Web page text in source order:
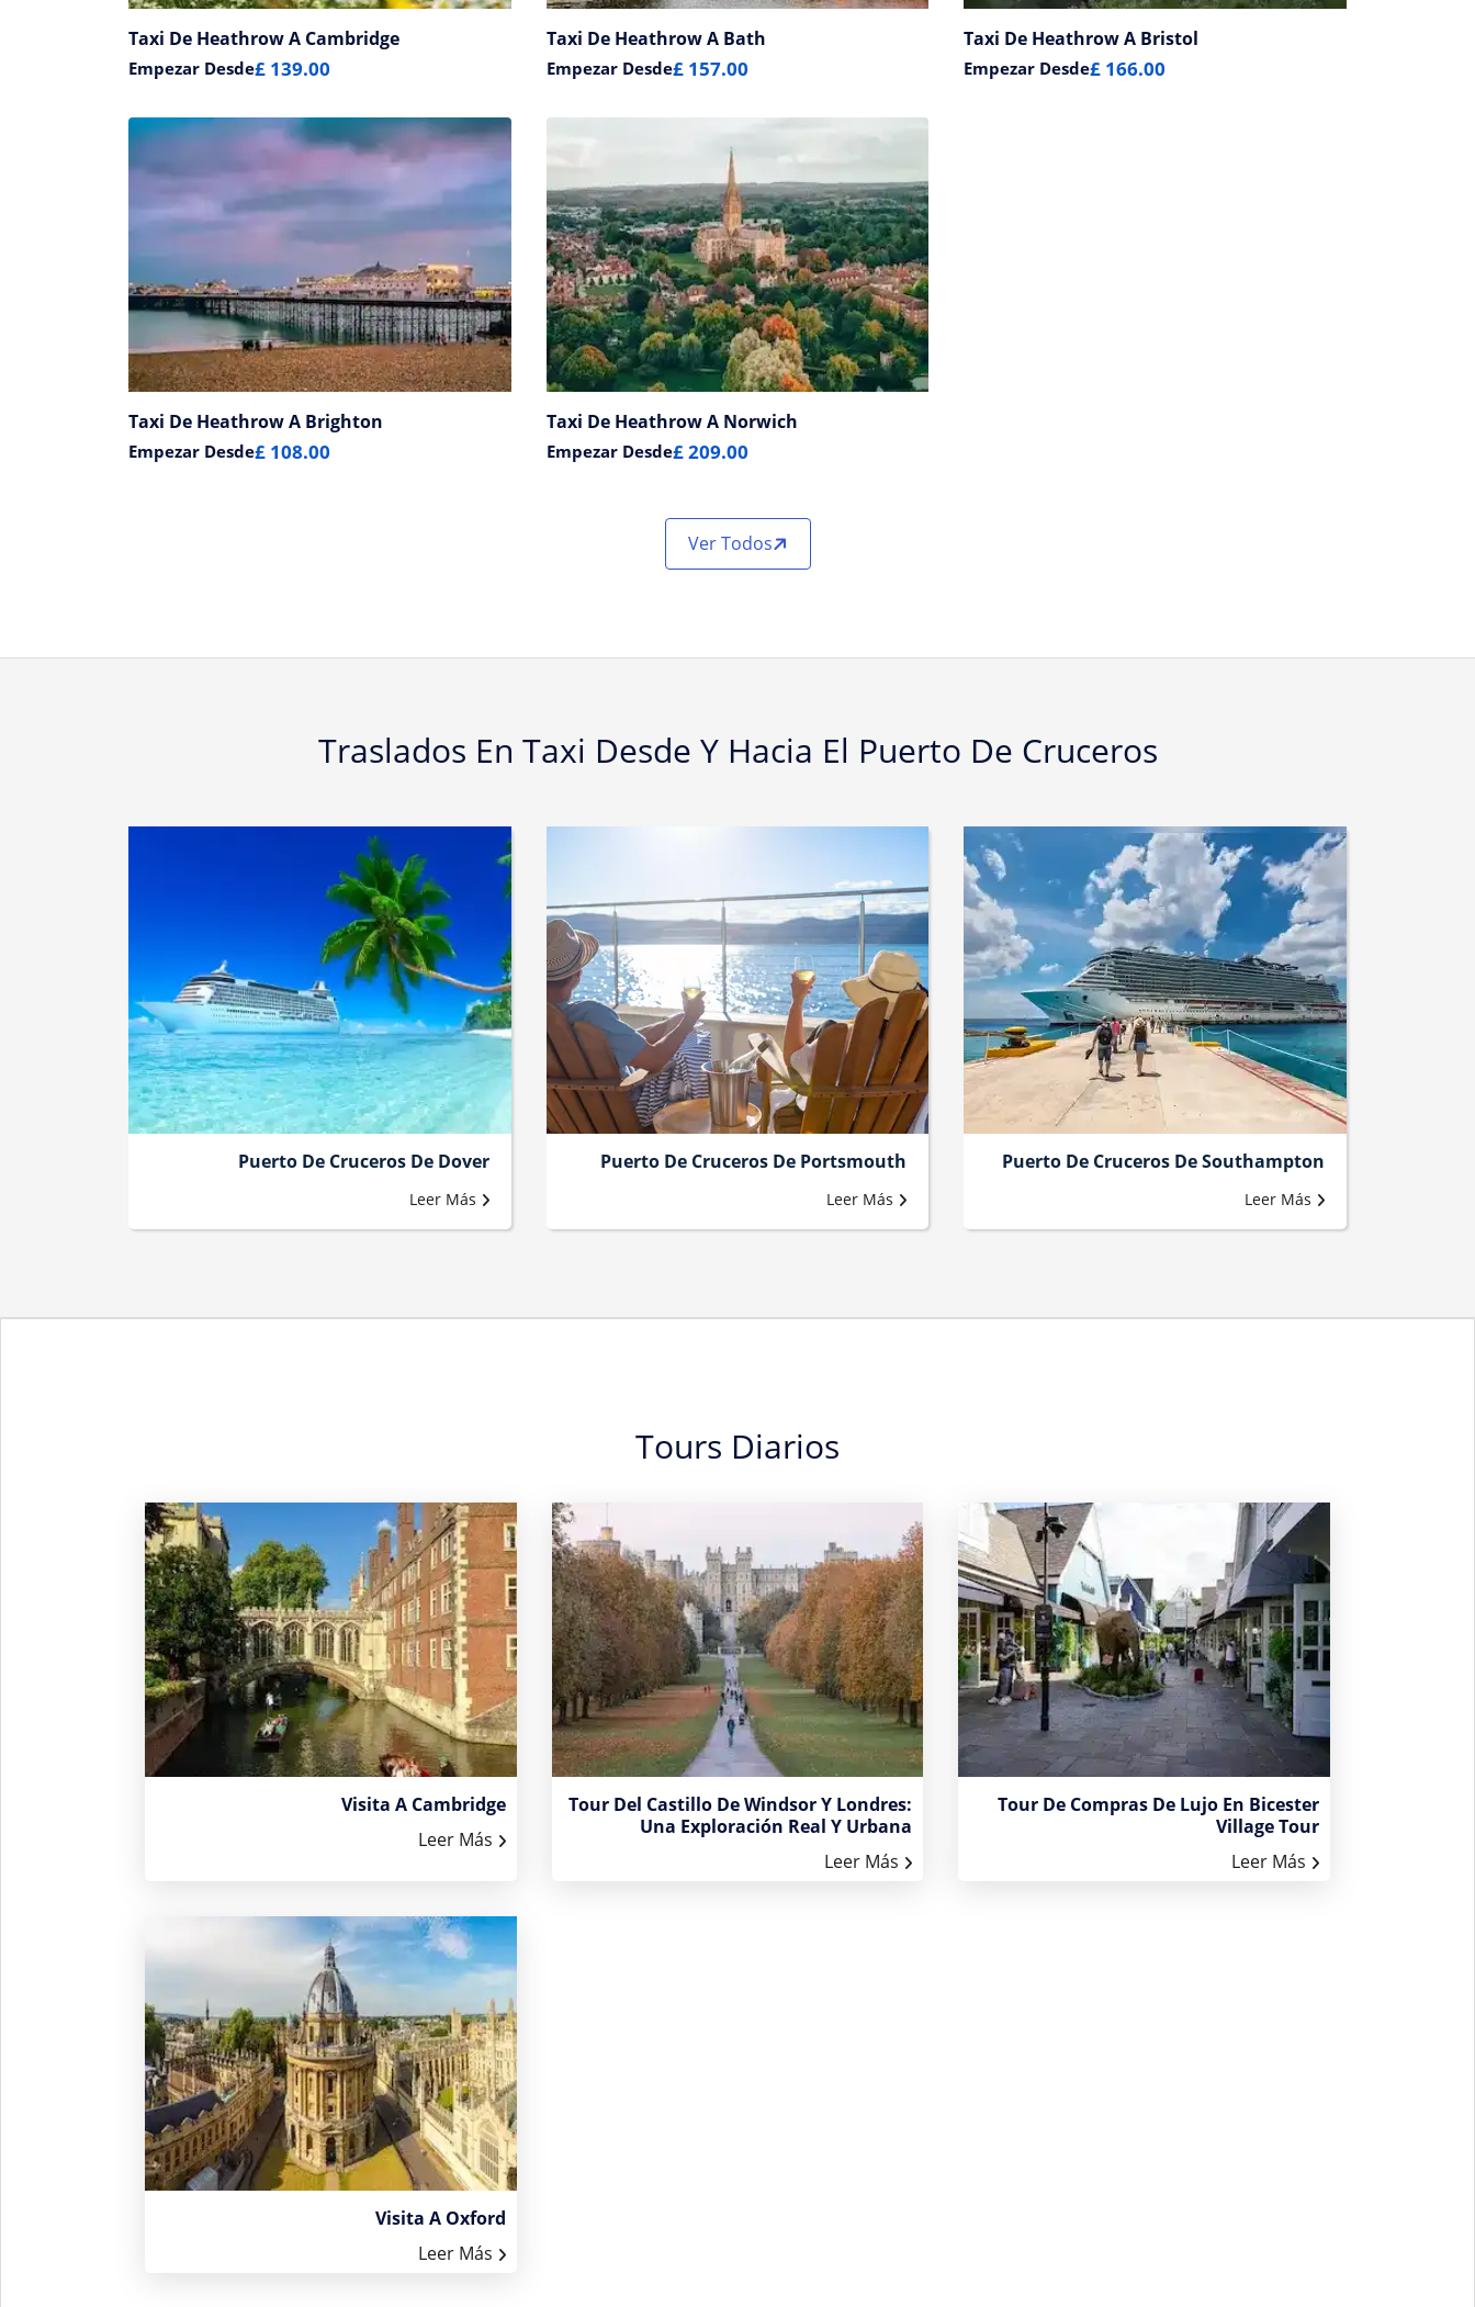
Taxi De Heathrow A Cambridge
Empezar Desde£ 139.00
Taxi De Heathrow A Bath
Empezar Desde£ 157.00
Taxi De Heathrow A Bristol
Empezar Desde£ 166.00
Taxi De Heathrow A Brighton
Empezar Desde£ 108.00
Taxi De Heathrow A Norwich
Empezar Desde£ 209.00
Ver Todos
Traslados En Taxi Desde Y Hacia El Puerto De Cruceros
Puerto De Cruceros De Dover
Leer Más
Puerto De Cruceros De Portsmouth
Leer Más
Puerto De Cruceros De Southampton
Leer Más
Tours Diarios
Visita A Cambridge
Leer Más
Tour Del Castillo De Windsor Y Londres:
Una Exploración Real Y Urbana
Leer Más
Tour De Compras De Lujo En Bicester
Village Tour
Leer Más
Visita A Oxford
Leer Más